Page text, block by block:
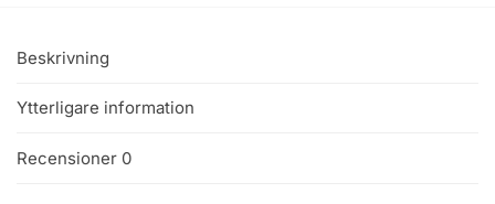
Beskrivning
Ytterligare information
Recensioner 0